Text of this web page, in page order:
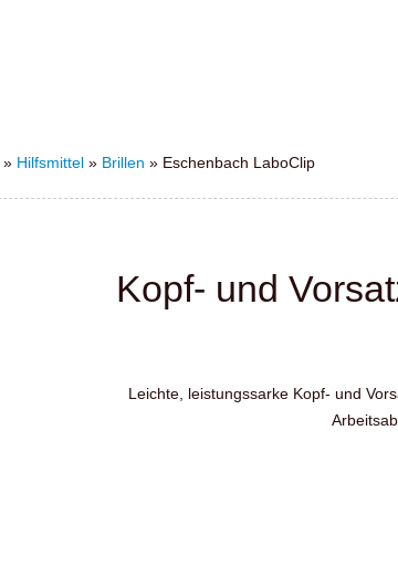
» Hilfsmittel » Brillen » Eschenbach LaboClip
Kopf- und
Leichte, leistungssarke Kopf- und